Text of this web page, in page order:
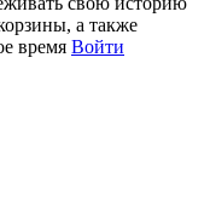
а также
время Войти